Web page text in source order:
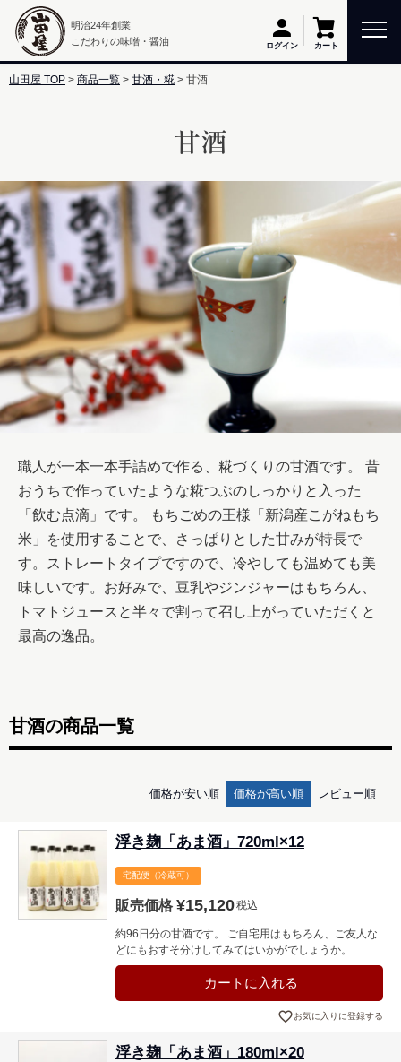
明治24年創業
こだわりの味噌・醤油
ログイン カート
山田屋 TOP 商品一覧 甘酒・糀 甘酒
甘酒
職人が一本一本手詰めで作る、糀づくりの甘酒です。 昔
おうちで作っていたような糀つぶのしっかりと入った
「飲む点滴」です。 もちごめの王様「新潟産こがねもち
米」を使用することで、さっぱりとした甘みが特長で
す。ストレートタイプですので、冷やしても温めても美
味しいです。お好みで、豆乳やジンジャーはもちろん、
トマトジュースと半々で割って召し上がっていただくと
甘酒の商品一覧
価格が安い順 価格が高い順 レビュー順
浮き麹「あま酒」720ml×12
宅配便（冷蔵可）
販売価格 ¥15,120税込
約96日分の甘酒です。 ご自宅用はもちろん、ご友人な
どにもおすそ分けしてみてはいかがでしょうか。
カートに入れる
お気に入りに登録する
浮き麹「あま酒」180ml×20